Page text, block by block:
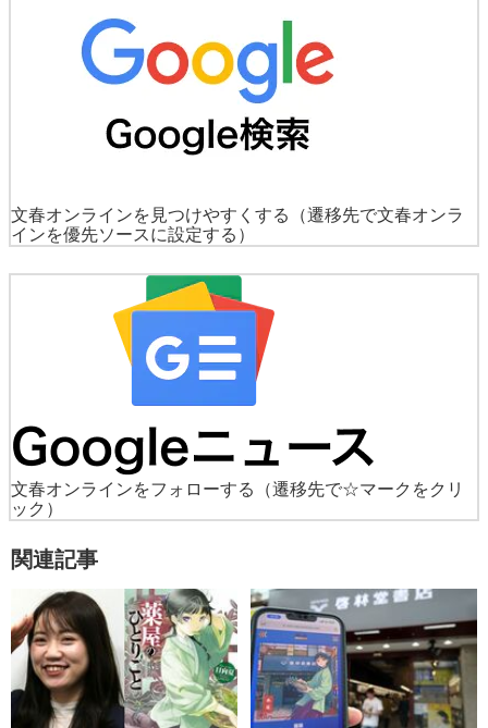
文春オンラインを見つけやすくする
（遷移先で文春オンラ
インを優先ソースに設定する）
文春オンラインをフォローする
（遷移先で☆マークをクリ
ック）
関連記事